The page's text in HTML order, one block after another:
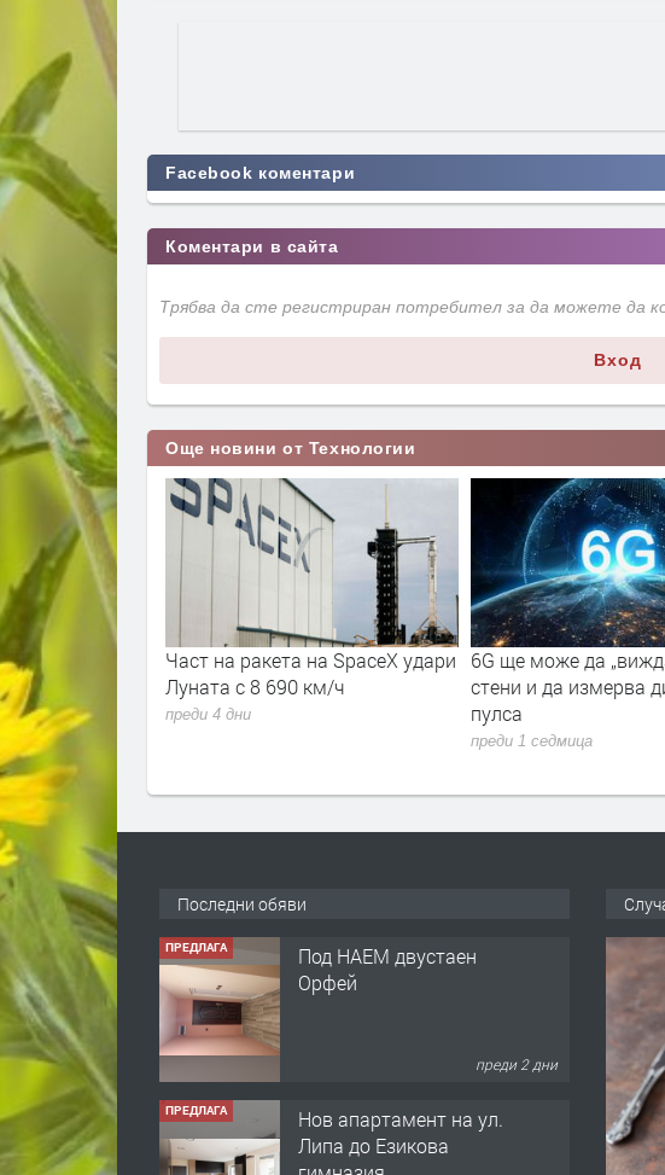
Facebook коментари
Коментари в сайта
Трябва да сте регистриран потребител за да можете да
Вход
Още новини от Технологии
как да
Някои и ще
Част на ракета на SpaceX удари
Луната с 8 690 км/ч
преди 4 дни
6G ще може да
стени и да измерва
пулса
преди 1 седмица
Последни обяви
ПРЕДЛАГА
Под НАЕМ двустаен
Орфей
преди 2 дни
ПРЕДЛАГА
Нов апартамент на ул.
Липа до Езикова